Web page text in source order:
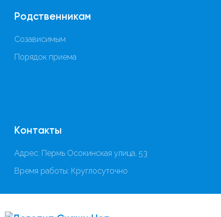
Родственникам
Созависимым
Порядок приема
Контакты
Адрес: Пермь Осокинская улица, 53
Время работы: Круглосуточно